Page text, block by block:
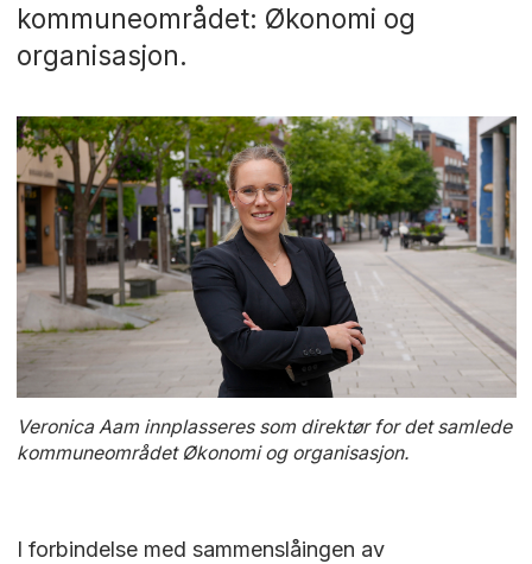
kommuneområdet: Økonomi og
organisasjon.
Veronica Aam innplasseres som direktør for det samlede
kommuneområdet Økonomi og organisasjon.
I forbindelse med sammenslåingen av